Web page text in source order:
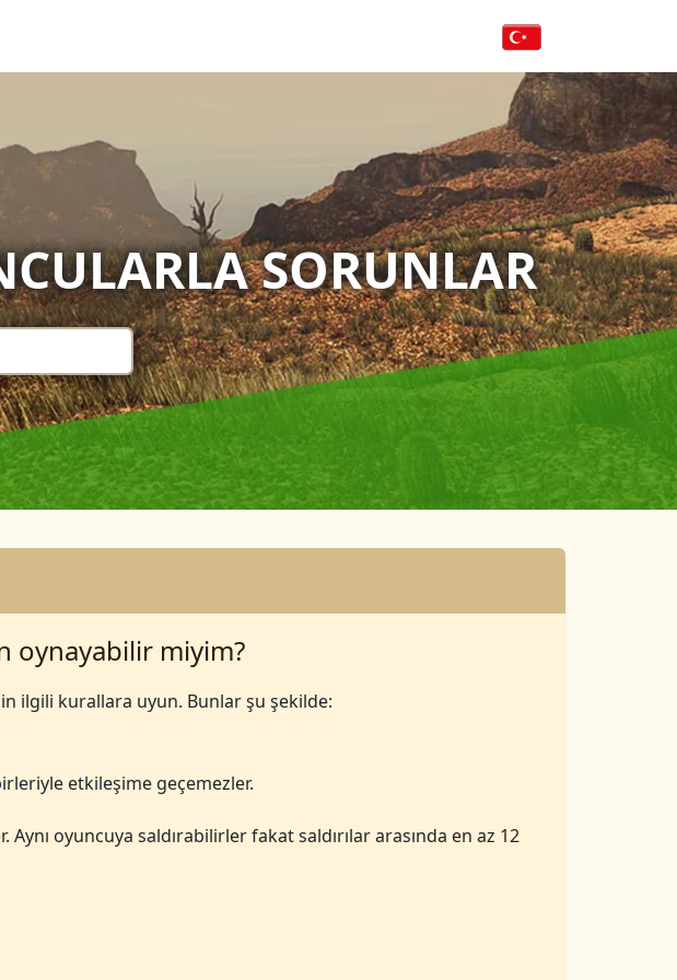
SORUNLAR
oynayabilir miyim?
ilgili kurallara uyun. Bunlar şu şekilde:
etkileşime geçemezler.
oyuncuya saldırabilirler fakat saldırılar arasında en az 12